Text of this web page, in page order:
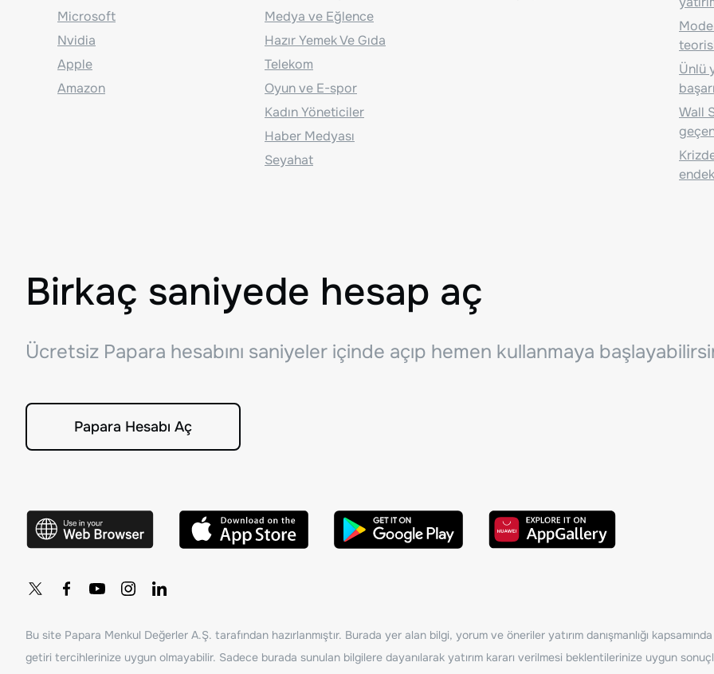
Microsoft
Nvidia
Apple
Amazon
Medya ve Eğlence
Hazır Yemek Ve Gıda
Telekom
Oyun ve E-spor
Kadın Yöneticiler
Haber Medyası
Seyahat
Ünlü
Wall
Birkaç saniyede hesap aç
Ücretsiz Papara hesabını saniyeler içinde açıp hemen kullanmaya
Papara Hesabı Aç
Bu site Papara Menkul Değerler A.Ş. tarafından hazırlanmıştır. Burada yer alan bilgi, yorum ve öneriler yatırım danışmanlığı
getiri tercihlerinize uygun olmayabilir. Sadece burada sunulan bilgilere dayanılarak yatırım kararı verilmesi beklentilerinize uygun